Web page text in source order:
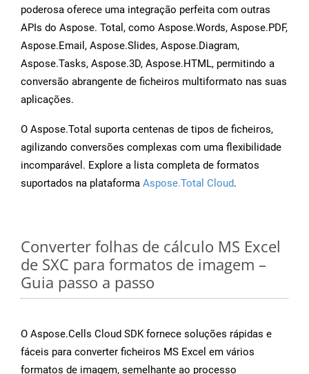
poderosa oferece uma integração perfeita com outras
APIs do Aspose. Total, como Aspose.Words, Aspose.PDF,
Aspose.Email, Aspose.Slides, Aspose.Diagram,
Aspose.Tasks, Aspose.3D, Aspose.HTML, permitindo a
conversão abrangente de ficheiros multiformato nas suas
aplicações.
O Aspose.Total suporta centenas de tipos de ficheiros,
agilizando conversões complexas com uma flexibilidade
incomparável. Explore a lista completa de formatos
suportados na plataforma Aspose.Total Cloud.
Converter folhas de cálculo MS Excel
de SXC para formatos de imagem –
Guia passo a passo
O Aspose.Cells Cloud SDK fornece soluções rápidas e
fáceis para converter ficheiros MS Excel em vários
formatos de imagem, semelhante ao processo